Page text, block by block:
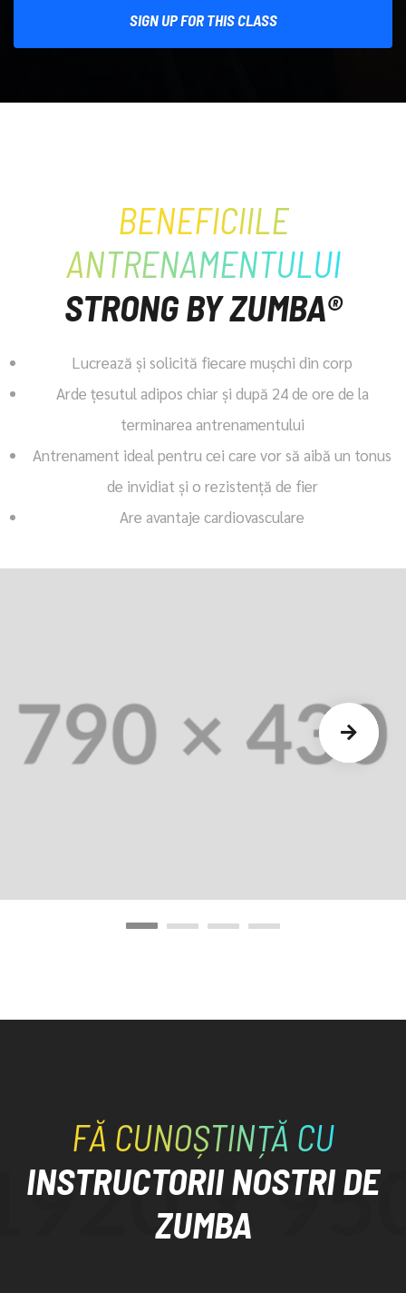
SIGN UP FOR THIS CLASS
BENEFICIILE
ANTRENAMENTULUI
STRONG BY ZUMBA®
Lucrează și solicită fiecare mușchi din corp
Arde ţesutul adipos chiar și după 24 de ore de la
terminarea antrenamentului
Antrenament ideal pentru cei care vor să aibă un tonus
de invidiat și o rezistenţă de fier
Are avantaje cardiovasculare
FĂ CUNOȘTINȚĂ CU
INSTRUCTORII NOSTRI DE
ZUMBA